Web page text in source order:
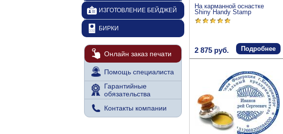
На карманной оснастке
Shiny Handy Stamp
2 875 руб. Подробнее
ИЗГОТОВЛЕНИЕ БЕЙДЖЕЙ
БИРКИ
Онлайн заказ печати
Помощь специалиста
Гарантийные
обязательства
Контакты компании